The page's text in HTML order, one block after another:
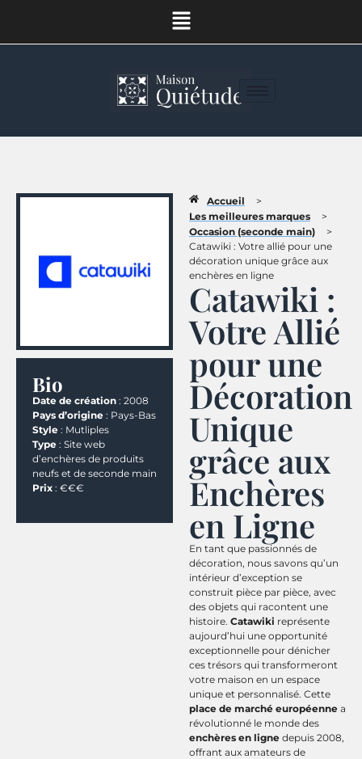
Bio
Date de création : 2008
Pays d’origine : Pays-Bas
Style : Mutliples
Type : Site web
d’enchères de produits
neufs et de seconde main
Prix : €€€
Accueil
>
Les meilleures marques
>
Occasion (seconde main)
>
Catawiki : Votre allié pour une
décoration unique grâce aux
enchères en ligne
Catawiki :
Votre Allié
pour une
Décoration
Unique
grâce aux
Enchères
en Ligne
En tant que passionnés de
décoration, nous savons qu’un
intérieur d’exception se
construit pièce par pièce, avec
des objets qui racontent une
histoire. Catawiki représente
aujourd’hui une opportunité
exceptionnelle pour dénicher
ces trésors qui transformeront
votre maison en un espace
unique et personnalisé. Cette
place de marché européenne a
révolutionné le monde des
enchères en ligne depuis 2008,
offrant aux amateurs de